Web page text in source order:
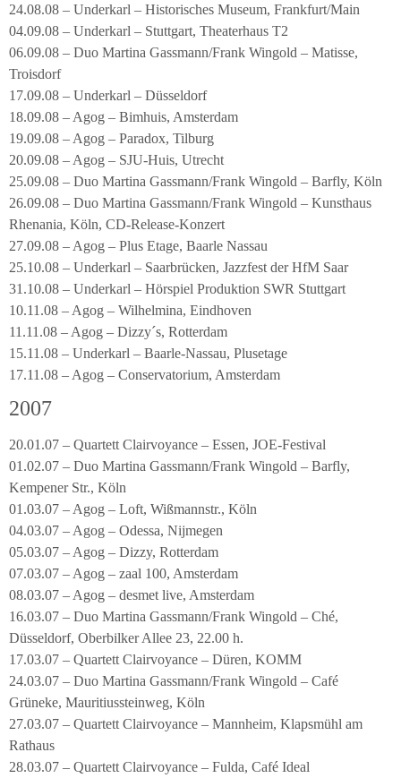
24.08.08 – Underkarl – Historisches Museum, Frankfurt/Main
04.09.08 – Underkarl – Stuttgart, Theaterhaus T2
06.09.08 – Duo Martina Gassmann/Frank Wingold – Matisse,
Troisdorf
17.09.08 – Underkarl – Düsseldorf
18.09.08 – Agog – Bimhuis, Amsterdam
19.09.08 – Agog – Paradox, Tilburg
20.09.08 – Agog – SJU-Huis, Utrecht
25.09.08 – Duo Martina Gassmann/Frank Wingold – Barfly, Köln
26.09.08 – Duo Martina Gassmann/Frank Wingold – Kunsthaus
Rhenania, Köln, CD-Release-Konzert
27.09.08 – Agog – Plus Etage, Baarle Nassau
25.10.08 – Underkarl – Saarbrücken, Jazzfest der HfM Saar
31.10.08 – Underkarl – Hörspiel Produktion SWR Stuttgart
10.11.08 – Agog – Wilhelmina, Eindhoven
11.11.08 – Agog – Dizzy´s, Rotterdam
15.11.08 – Underkarl – Baarle-Nassau, Plusetage
17.11.08 – Agog – Conservatorium, Amsterdam
2007
20.01.07 – Quartett Clairvoyance – Essen, JOE-Festival
01.02.07 – Duo Martina Gassmann/Frank Wingold – Barfly,
Kempener Str., Köln
01.03.07 – Agog – Loft, Wißmannstr., Köln
04.03.07 – Agog – Odessa, Nijmegen
05.03.07 – Agog – Dizzy, Rotterdam
07.03.07 – Agog – zaal 100, Amsterdam
08.03.07 – Agog – desmet live, Amsterdam
16.03.07 – Duo Martina Gassmann/Frank Wingold – Ché,
Düsseldorf, Oberbilker Allee 23, 22.00 h.
17.03.07 – Quartett Clairvoyance – Düren, KOMM
24.03.07 – Duo Martina Gassmann/Frank Wingold – Café
Grüneke, Mauritiussteinweg, Köln
27.03.07 – Quartett Clairvoyance – Mannheim, Klapsmühl am
Rathaus
28.03.07 – Quartett Clairvoyance – Fulda, Café Ideal